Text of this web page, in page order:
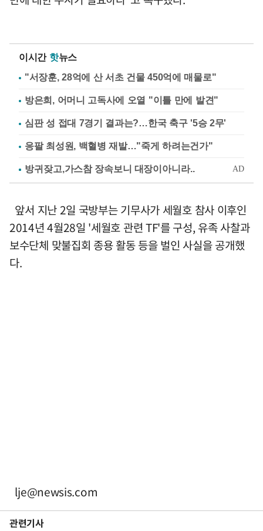
이시간 핫뉴스
"서장훈, 28억에 산 서초 건물 450억에 매물로"
방은희, 어머니 고독사에 오열 "이틀 만에 발견"
심판 성 접대 7경기 결과는?…한국 축구 '5승 2무'
응팔 최성원, 백혈병 재발…"죽게 하려는건가"
앞서 지난 2일 국방부는 기무사가 세월호 참사 이후인
2014년 4월28일 '세월호 관련 TF'를 구성, 유족 사찰과
보수단체 맞불집회 종용 활동 등을 벌인 사실을 공개했
다.
lje@newsis.com
관련기사